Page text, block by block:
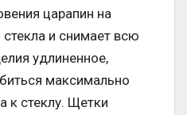
царапин на
и снимает всю
удлиненное,
максимально
к стеклу. Щетки